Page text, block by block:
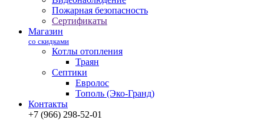
Пожарная безопасность
Сертификаты
Магазин
со скидками
Котлы отопления
Траян
Септики
Евролос
Тополь (Эко-Гранд)
Контакты
+7 (966) 298-52-01